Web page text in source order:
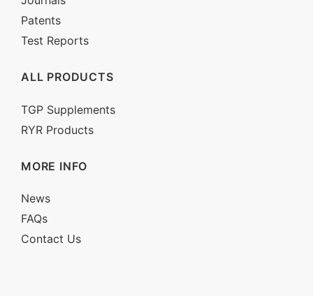
Patents
Test Reports
ALL PRODUCTS
TGP Supplements
RYR Products
MORE INFO
News
FAQs
Contact Us